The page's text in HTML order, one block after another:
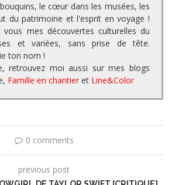
le cœur dans les musées, les
du patrimoine et l'esprit en voyage !
vous mes découvertes culturelles du
et variées, sans prise de tête.
ton nom !
retrouvez moi aussi sur mes blogs
Famille en chantier et Line&Color
0 comments
previous post